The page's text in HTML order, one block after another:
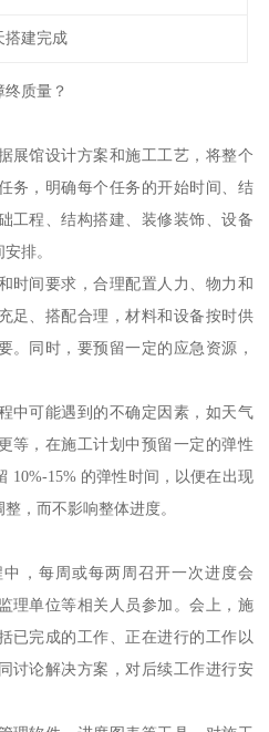
搭建完成
质量？
展馆设计方案和施工工艺，将整个
务，明确每个任务的开始时间、结
工程、结构搭建、装修装饰、设备
排。
时间要求，合理配置人力、物力和
足、搭配合理，材料和设备按时供
。同时，要预留一定的应急资源，
中可能遇到的不确定因素，如天气
等，在施工计划中预留一定的弹性
10%-15% 的弹性时间，以便在出现
，而不影响整体进度。
，每周或每两周召开一次进度会
理单位等相关人员参加。会上，施
已完成的工作、正在进行的工作以
讨论解决方案，对后续工作进行安